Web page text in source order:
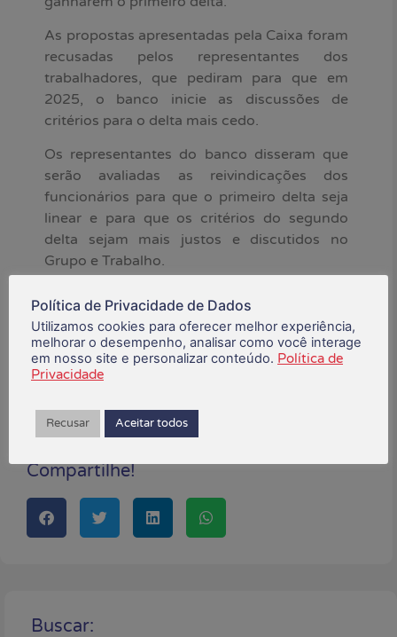
As propostas apresentadas pela Caixa foram
recusadas pelos representantes dos
trabalhadores, que pediram para que em
2025, o banco inicie as discussões de
critérios para o delta mais cedo.
Os representantes do banco disseram que
serão avaliadas as reivindicações dos
funcionários para que o primeiro delta seja
linear e para que os critérios do segundo
delta sejam mais justos e discutidos no
Grupo e Trabalho.
A próxima reunião ainda não tem data
definida.
*Fonte: Contraf-CUT
Compartilhe!
Buscar:
Política de Privacidade de Dados
Utilizamos cookies para oferecer melhor experiência,
melhorar o desempenho, analisar como você interage
em nosso site e personalizar conteúdo. Política de
Privacidade
Recusar Aceitar todos